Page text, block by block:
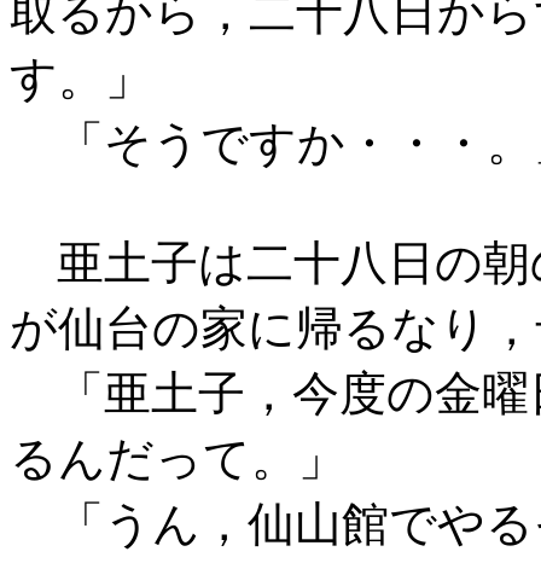
取るから，二十八日か
す。」
「そうですか・・・
亜土子は二十八日の朝
が仙台の家に帰るなり
「亜土子，今度の金曜
るんだって。」
「うん，仙山館でや